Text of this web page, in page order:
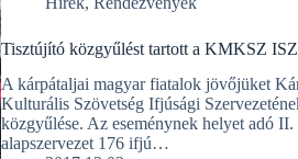
Tisztújító közgyűlést tartott a KMKSZ ISZ
A kárpátaljai magyar fiatalok jövőjüket
Kulturális Szövetség Ifjúsági
közgyűlése. Az eseménynek helyet adó
alapszervezet 176 ifjú…